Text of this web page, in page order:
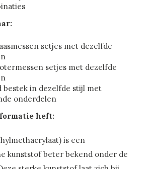
setjes met dezelfde
setjes met dezelfde
bestek in dezelfde stijl met
onderdelen
heft:
is een
kunststof beter bekend onder de